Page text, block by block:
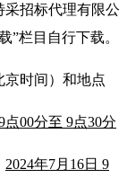
采招标代理有限公
”栏目自行下载。
京时间） 和地点
点00分至 9点30分
2024年7月 16日 9